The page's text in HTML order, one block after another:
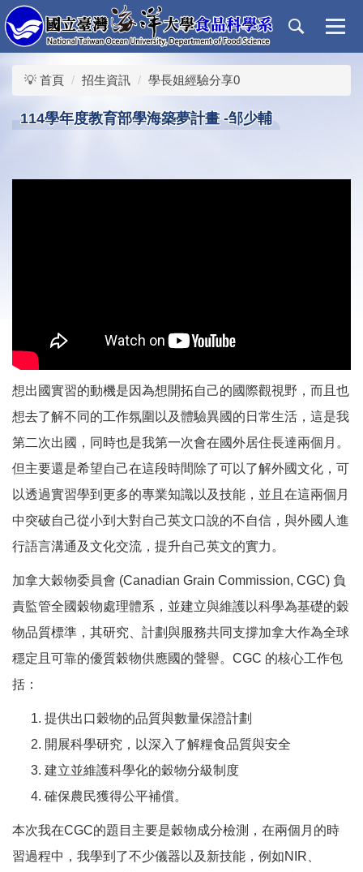
跳
到
主
要
💡 首頁 招生資訊 學長姐經驗分享0
114學年度教育部學海築夢計畫 -邹少輔
想出國實習的動機是因為想開拓自己的國際觀視野，而且也
想去了解不同的工作氛圍以及體驗異國的日常生活，這是我
第二次出國，同時也是我第一次會在國外居住長達兩個月。
但主要還是希望自己在這段時間除了可以了解外國文化，可
以透過實習學到更多的專業知識以及技能，並且在這兩個月
中突破自己從小到大對自己英文口說的不自信，與外國人進
行語言溝通及文化交流，提升自己英文的實力。
加拿大穀物委員會 (Canadian Grain Commission, CGC) 負
責監管全國穀物處理體系，並建立與維護以科學為基礎的穀
物品質標準，其研究、計劃與服務共同支撐加拿大作為全球
穩定且可靠的優質穀物供應國的聲譽。CGC 的核心工作包
括：
提供出口穀物的品質與數量保證計劃
開展科學研究，以深入了解糧食品質與安全
建立並維護科學化的穀物分級制度
確保農民獲得公平補償。
本次我在CGC的題目主要是穀物成分檢測，在兩個月的時
習過程中，我學到了不少儀器以及新技能，例如NIR、